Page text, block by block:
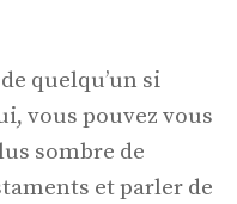
quelqu’un si
vous pouvez vous
sombre de
et parler de